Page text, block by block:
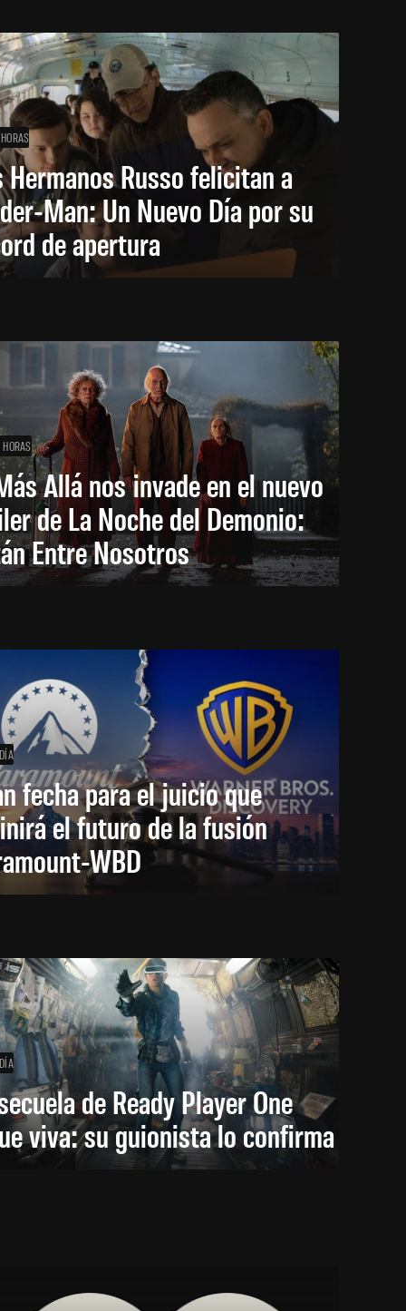
Hermanos Russo felicitan a
Man: Un Nuevo Día por su
de apertura
Allá nos invade en el nuevo
de La Noche del Demonio:
Entre Nosotros
fecha para el juicio que
el futuro de la fusión
WBD
de Ready Player One
viva: su guionista lo confirma